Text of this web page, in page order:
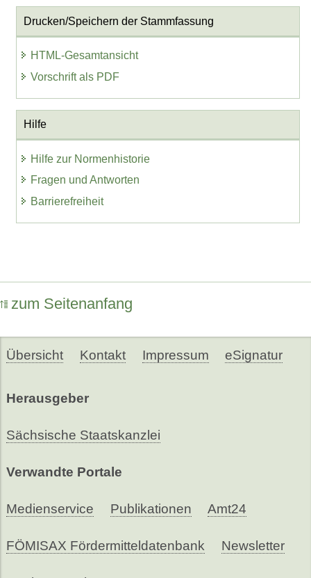
Drucken/Speichern der Stammfassung
HTML-Gesamtansicht
Vorschrift als PDF
Hilfe
Hilfe zur Normenhistorie
Fragen und Antworten
Barrierefreiheit
zum Seitenanfang
Übersicht Kontakt Impressum eSignatur
Herausgeber
Sächsische Staatskanzlei
Verwandte Portale
Medienservice Publikationen Amt24
FÖMISAX Fördermitteldatenbank Newsletter